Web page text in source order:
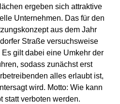
ergeben sich attraktive
Unternehmen. Das für den
aus dem Jahr
Straße versuchsweise
gilt dabei eine Umkehr der
sodass zunächst erst
alles erlaubt ist,
wird. Motto: Wie kann
statt verboten werden.